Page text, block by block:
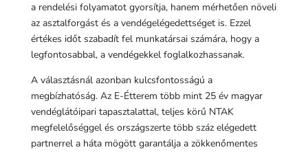
a rendelési folyamatot gyorsítja, hanem mérhetően növeli
az asztalforgást és a vendégelégedettséget is. Ezzel
értékes időt szabadít fel munkatársai számára, hogy a
legfontosabbal, a vendégekkel foglalkozhassanak.
A választásnál azonban kulcsfontosságú a
megbízhatóság. Az E-Étterem több mint 25 év magyar
vendéglátóipari tapasztalattal, teljes körű NTAK
megfelelőséggel és országszerte több száz elégedett
partnerrel a háta mögött garantálja a zökkenőmentes